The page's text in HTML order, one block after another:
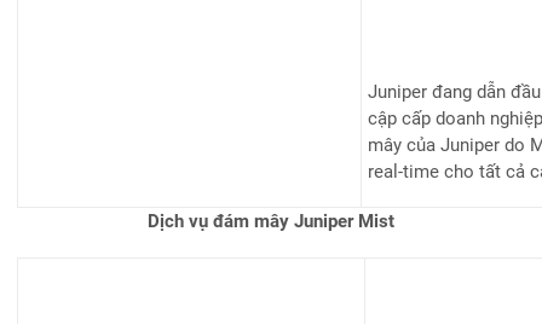
Juniper đang dẫn
cập cấp doanh
mây của Juniper do
real-time cho tất cả
Dịch vụ đám mây Juniper Mist